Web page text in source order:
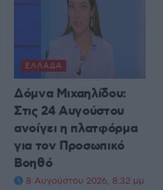
ΕΛΛΆΔΑ
Δόμνα Μιχαηλίδου:
Στις 24 Αυγούστου
ανοίγει η πλατφόρμα
για τον Προσωπικό
Βοηθό
8 Αυγούστου 2026, 8:32 μμ